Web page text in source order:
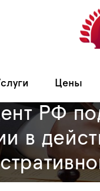
Цены
РФ
в